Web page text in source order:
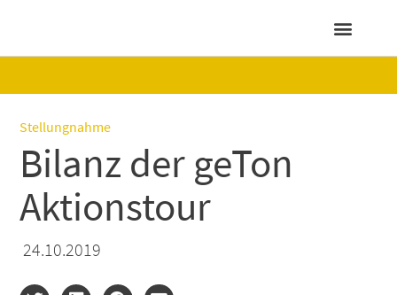
Stellungnahme
Bilanz der geTon
Aktionstour
24.10.2019